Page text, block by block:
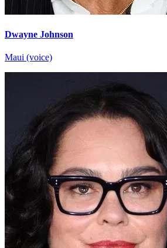
Dwayne Johnson
Maui (voice)